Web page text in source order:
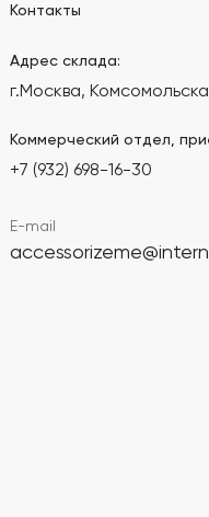
Контакты
Адрес склада:
г.Москва,
Коммерческий отдел,
+7 (932) 698-16-30
E-mail